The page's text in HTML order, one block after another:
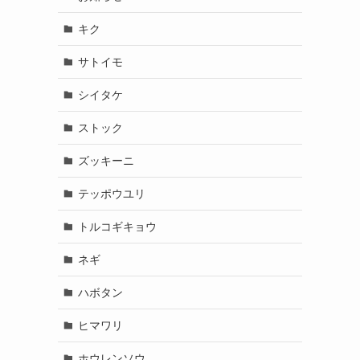
キク
サトイモ
シイタケ
ストック
ズッキーニ
テッポウユリ
トルコギキョウ
ネギ
ハボタン
ヒマワリ